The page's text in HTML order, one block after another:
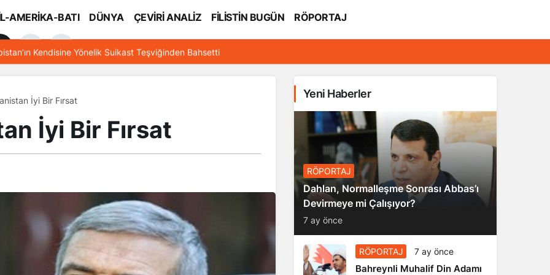
AMERİKA-BATI DÜNYA ÇEVİRİ ANALİZ FİLİSTİN BUGÜN RÖPORTAJ
Kendisine Yönelik Suikast Teşviğinden Bahsetti
İyi Bir Fırsat
İyi Bir Fırsat
Yeni Haberler
RÖPORTAJ
Dahlan, Normalleşme Sonrası Abbas’ı
Devirmeye mi Çalışıyor?
7 ay önce
RÖPORTAJ 7 ay önce
Bahreynli Muhalif Din Adamı